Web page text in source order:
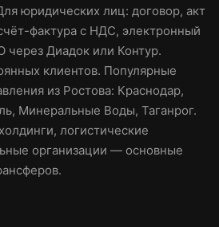
юридических лиц: договор, акт
фактура с НДС, электронный
Диадок или Контур.
клиентов. Популярные
из Ростова: Краснодар,
Минеральные Воды, Таганрог.
логистические
организации — основные